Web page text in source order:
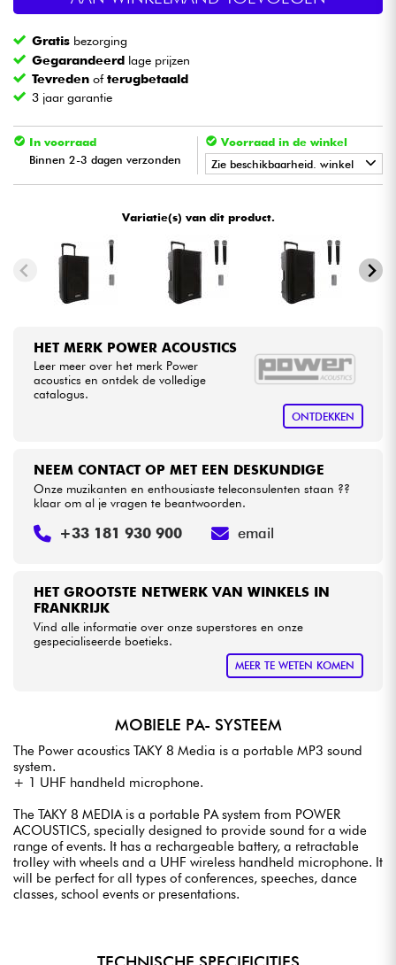
Blaasinstrument
Kinderen
Kabels & toebehoren
HiFi
Sets
Bekijk onze merken
Gratis bezorging
Gegarandeerd lage prijzen
Tevreden ofterugbetaald
3 jaar garantie
In voorraad
Binnen 2-3 dagen verzonden
Voorraad in de winkel
Zie beschikbaarheid. winkel
Variatie(s) van dit product.
HET MERK POWER ACOUSTICS
Leer meer over het merk Power
acoustics en ontdek de volledige
catalogus.
ONTDEKKEN
HET GROOTSTE NETWERK VAN WINKELS IN
FRANKRIJK
Vind alle informatie over onze superstores en onze
gespecialiseerde boetieks.
MEER TE WETEN KOMEN
NEEM CONTACT OP MET EEN DESKUNDIGE
Onze muzikanten en enthousiaste teleconsulenten staan ??
klaar om al je vragen te beantwoorden.
+33 181 930 900 email
MOBIELE PA- SYSTEEM
The Power acoustics TAKY 8 Media is a portable MP3 sound
system.
+ 1 UHF handheld microphone.
The TAKY 8 MEDIA is a portable PA system from POWER
ACOUSTICS, specially designed to provide sound for a wide
range of events. It has a rechargeable battery, a retractable
trolley with wheels and a UHF wireless handheld microphone. It
will be perfect for all types of conferences, speeches, dance
classes, school events or presentations.